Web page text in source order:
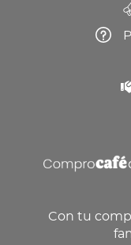
producto
Con tu